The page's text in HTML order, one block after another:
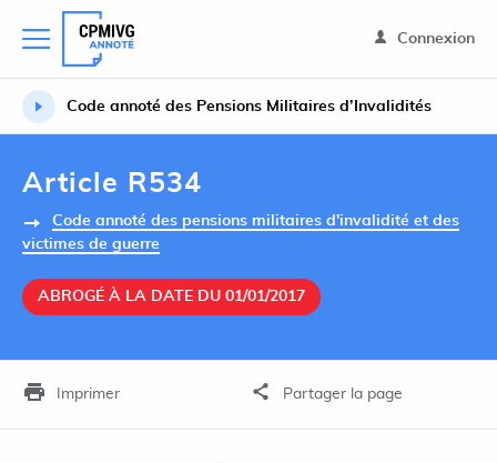
Connexion
Code annoté des Pensions Militaires d’Invalidités
Article R534
Code annoté des pensions militaires d'invalidité et des
victimes de guerre
ABROGÉ À LA DATE DU 01/01/2017
Imprimer Partager la page